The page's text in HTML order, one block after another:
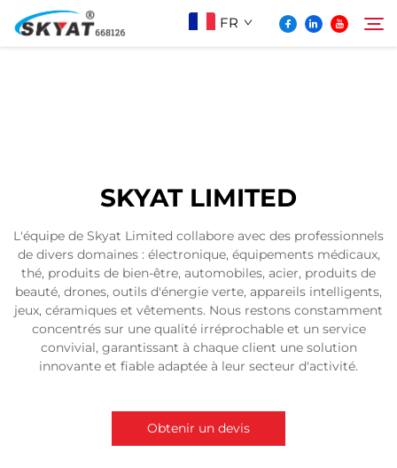
FR
Vidéo Et Application
Projets
SKYAT LIMITED
L'équipe de Skyat Limited collabore avec des professionnels
de divers domaines : électronique, équipements médicaux,
thé, produits de bien-être, automobiles, acier, produits de
beauté, drones, outils d'énergie verte, appareils intelligents,
jeux, céramiques et vêtements. Nous restons constamment
concentrés sur une qualité irréprochable et un service
convivial, garantissant à chaque client une solution
innovante et fiable adaptée à leur secteur d'activité.
Obtenir un devis